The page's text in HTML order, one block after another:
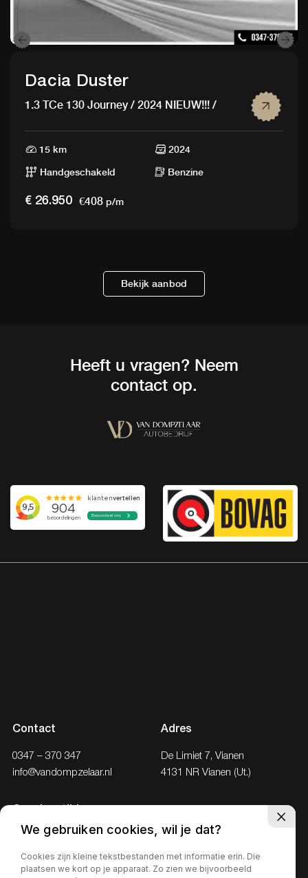
Dacia Duster
1.3 TCe 130 Journey / 2024 NIEUW!!! /
15 km 2024
Handgeschakeld Benzine
€ 26.950 €408 p/m
Bekijk aanbod
Heeft u vragen? Neem
contact op.
Contact
0347 – 370 347
info@vandompzelaar.nl
Adres
De Limiet 7, Vianen
4131 NR Vianen (Ut.)
Ma - Vr
08:30 – 18:00
Za
09.00 – 17.00
Zo
Gesloten
We gebruiken cookies, wil je dat?
Cookies zijn kleine tekstbestanden met informatie erin. Die
plaatsen we kort op je apparaat. Zo zien we bijvoorbeeld